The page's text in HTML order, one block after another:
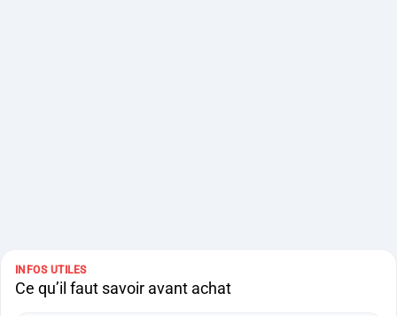
INFOS UTILES
Ce qu’il faut savoir avant achat